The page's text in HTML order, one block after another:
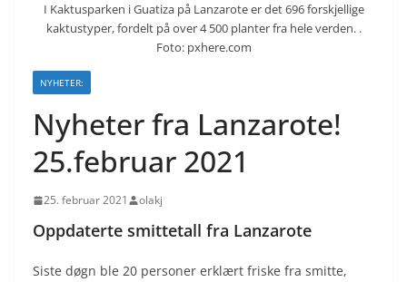
I Kaktusparken i Guatiza på Lanzarote er det 696 forskjellige
kaktustyper, fordelt på over 4 500 planter fra hele verden. .
Foto: pxhere.com
NYHETER:
Nyheter fra Lanzarote!
25.februar 2021
25. februar 2021 olakj
Oppdaterte smittetall fra Lanzarote
Siste døgn ble 20 personer erklært friske fra smitte,